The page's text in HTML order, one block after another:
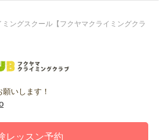
ングスクール【フクヤマクライミングクラ
いします！
レッスン予約